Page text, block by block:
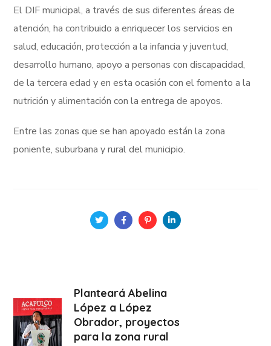
El DIF municipal, a través de sus diferentes áreas de
atención, ha contribuido a enriquecer los servicios en
salud, educación, protección a la infancia y juventud,
desarrollo humano, apoyo a personas con discapacidad,
de la tercera edad y en esta ocasión con el fomento a la
nutrición y alimentación con la entrega de apoyos.
Entre las zonas que se han apoyado están la zona
poniente, suburbana y rural del municipio.
Planteará Abelina
López a López
Obrador, proyectos
para la zona rural